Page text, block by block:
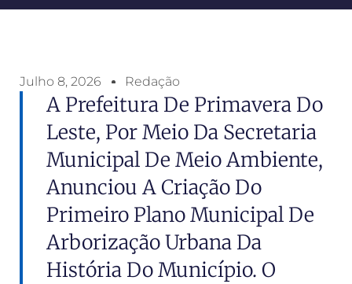
Julho 8, 2026 Redação
A Prefeitura De Primavera Do
Leste, Por Meio Da Secretaria
Municipal De Meio Ambiente,
Anunciou A Criação Do
Primeiro Plano Municipal De
Arborização Urbana Da
História Do Município. O